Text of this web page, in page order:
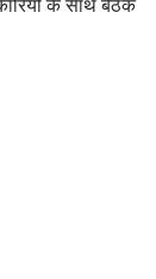
के साथ बैठक